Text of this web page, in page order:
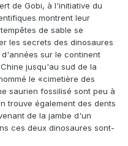
de Gobi, à l'initiative du
montrent leur
de sable se
les secrets des dinosaures
sur le continent
jusqu'au sud de la
le «cimetière des
saurien fossilisé sont peu à
trouve également des dents
de la jambe d'un
ces deux dinosaures sont-